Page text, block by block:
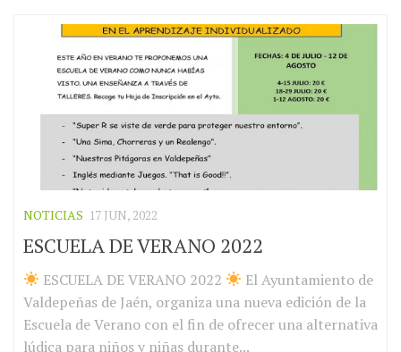
NOTICIAS 17 JUN, 2022
ESCUELA DE VERANO 2022
ESCUELA DE VERANO 2022
El Ayuntamiento de
Valdepeñas de Jaén, organiza una nueva edición de la
Escuela de Verano con el fin de ofrecer una alternativa
lúdica para niños y niñas durante...